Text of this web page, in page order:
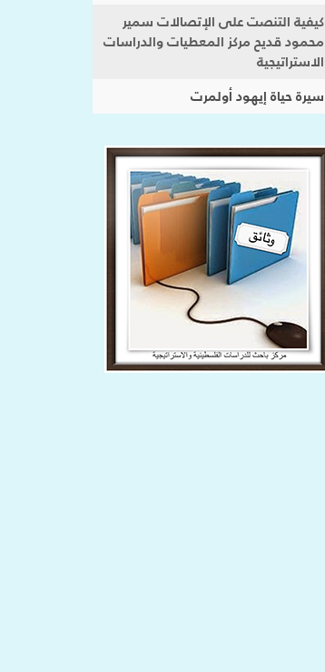
كيفية التنصت على الإتصالات سمير
محمود قديح مركز المعطيات والدراسات
الاستراتيجية
سيرة حياة إيهود أولمرت